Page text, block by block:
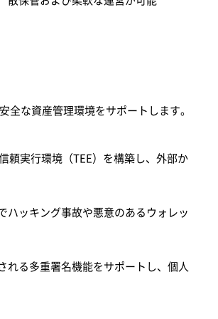
全な資産管理環境をサポートします。
頼実行環境（TEE）を構築し、外部か
ハッキング事故や悪意のあるウォレッ
れる多重署名機能をサポートし、個人